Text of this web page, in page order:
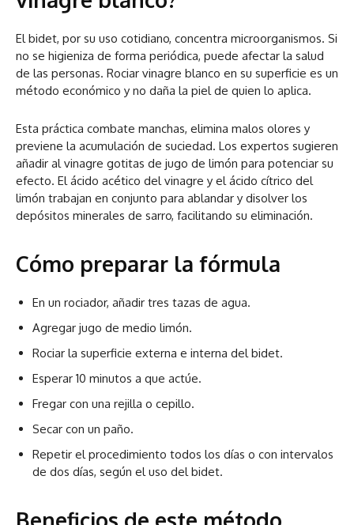
El bidet, por su uso cotidiano, concentra microorganismos. Si
no se higieniza de forma periódica, puede afectar la salud
de las personas. Rociar vinagre blanco en su superficie es un
método económico y no daña la piel de quien lo aplica.
Esta práctica combate manchas, elimina malos olores y
previene la acumulación de suciedad. Los expertos sugieren
añadir al vinagre gotitas de jugo de limón para potenciar su
efecto. El ácido acético del vinagre y el ácido cítrico del
limón trabajan en conjunto para ablandar y disolver los
depósitos minerales de sarro, facilitando su eliminación.
Cómo preparar la fórmula
En un rociador, añadir tres tazas de agua.
Agregar jugo de medio limón.
Rociar la superficie externa e interna del bidet.
Esperar 10 minutos a que actúe.
Fregar con una rejilla o cepillo.
Secar con un paño.
Repetir el procedimiento todos los días o con intervalos
de dos días, según el uso del bidet.
Beneficios de este método